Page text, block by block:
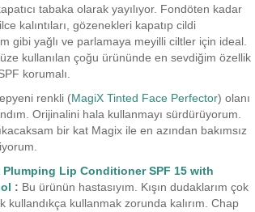
tabaka olarak yayılıyor. Fondöten kadar
kalıntıları, gözenekleri kapatıp cildi
gibi yağlı ve parlamaya meyilli ciltler için ideal.
kullanılan çoğu ürününde en sevdiğim özellik
korumalı.
renkli (MagiX Tinted Face Perfector) olanı
Orijinalini hala kullanmayı sürdürüyorum.
bir kat Magix ile en azından bakımsız
Plumping Lip Conditioner SPF 15 with
: Bu ürünün hastasıyım. Kışın dudaklarım çok
kullandıkça kullanmak zorunda kalırım. Chap